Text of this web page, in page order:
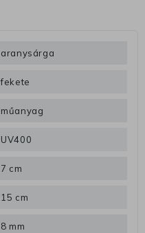
aranysárga
fekete
műanyag
UV400
7 cm
15 cm
8 mm